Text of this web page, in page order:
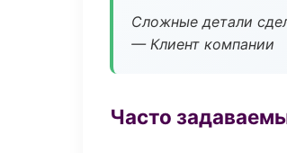
Сложные детали
— Клиент компании
Часто